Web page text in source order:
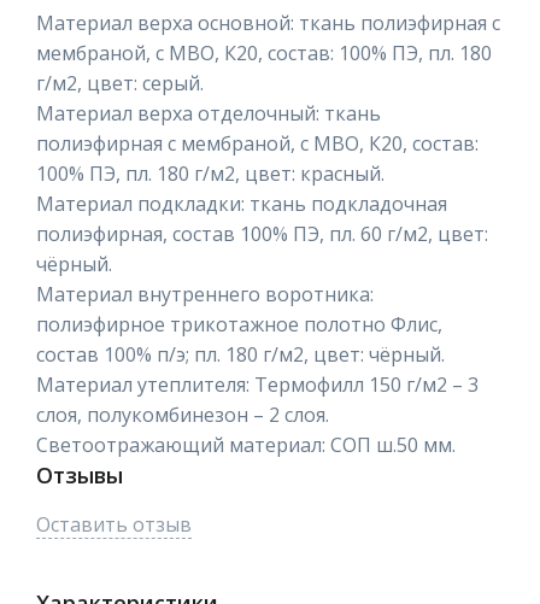
Материал верха основной: ткань полиэфирная с
мембраной, с МВО, К20, состав: 100% ПЭ, пл. 180
г/м2, цвет: серый.
Материал верха отделочный: ткань
полиэфирная с мембраной, с МВО, К20, состав:
100% ПЭ, пл. 180 г/м2, цвет: красный.
Материал подкладки: ткань подкладочная
полиэфирная, состав 100% ПЭ, пл. 60 г/м2, цвет:
чёрный.
Материал внутреннего воротника:
полиэфирное трикотажное полотно Флис,
состав 100% п/э; пл. 180 г/м2, цвет: чёрный.
Материал утеплителя: Термофилл 150 г/м2 – 3
слоя, полукомбинезон – 2 слоя.
Светоотражающий материал: СОП ш.50 мм.
Отзывы
Оставить отзыв